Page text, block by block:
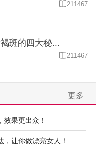
211467
斑的四大秘...
 211467
更多
果更出众！
让你做漂亮女人！